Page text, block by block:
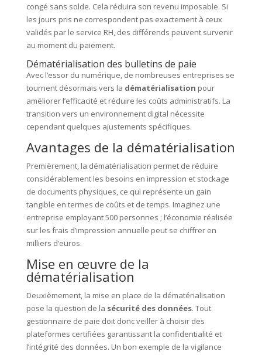
congé sans solde. Cela réduira son revenu imposable. Si
les jours pris ne correspondent pas exactement à ceux
validés par le service RH, des différends peuvent survenir
au moment du paiement.
Dématérialisation des bulletins de paie
Avec l’essor du numérique, de nombreuses entreprises se
tournent désormais vers la dématérialisation pour
améliorer l’efficacité et réduire les coûts administratifs. La
transition vers un environnement digital nécessite
cependant quelques ajustements spécifiques.
Avantages de la dématérialisation
Premièrement, la dématérialisation permet de réduire
considérablement les besoins en impression et stockage
de documents physiques, ce qui représente un gain
tangible en termes de coûts et de temps. Imaginez une
entreprise employant 500 personnes ; l’économie réalisée
sur les frais d’impression annuelle peut se chiffrer en
milliers d’euros.
Mise en œuvre de la
dématérialisation
Deuxièmement, la mise en place de la dématérialisation
pose la question de la sécurité des données. Tout
gestionnaire de paie doit donc veiller à choisir des
plateformes certifiées garantissant la confidentialité et
l’intégrité des données. Un bon exemple de la vigilance